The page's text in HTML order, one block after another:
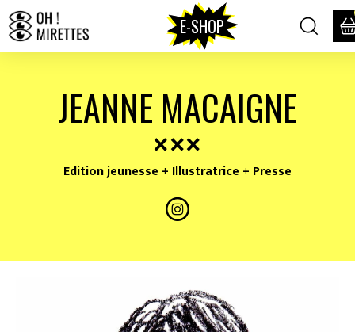
E-SHOP
JEANNE MACAIGNE
Edition jeunesse + Illustratrice + Presse